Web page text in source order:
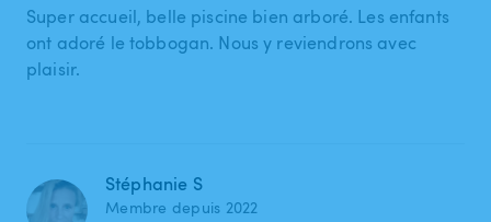
Super accueil, belle piscine bien arboré. Les enfants
ont adoré le tobbogan. Nous y reviendrons avec
plaisir.
Stéphanie S
Membre depuis 2022